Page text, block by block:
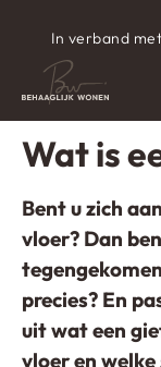
In verband
Gescheven op: 16
Wat is
Bent u zich
vloer? Dan
precies? En
uit wat een
vloer en